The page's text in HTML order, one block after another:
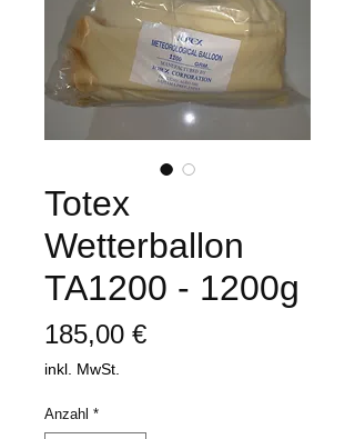
Totex
Wetterballon
TA1200 - 1200g
185,00 €Preis
inkl. MwSt.
Anzahl *